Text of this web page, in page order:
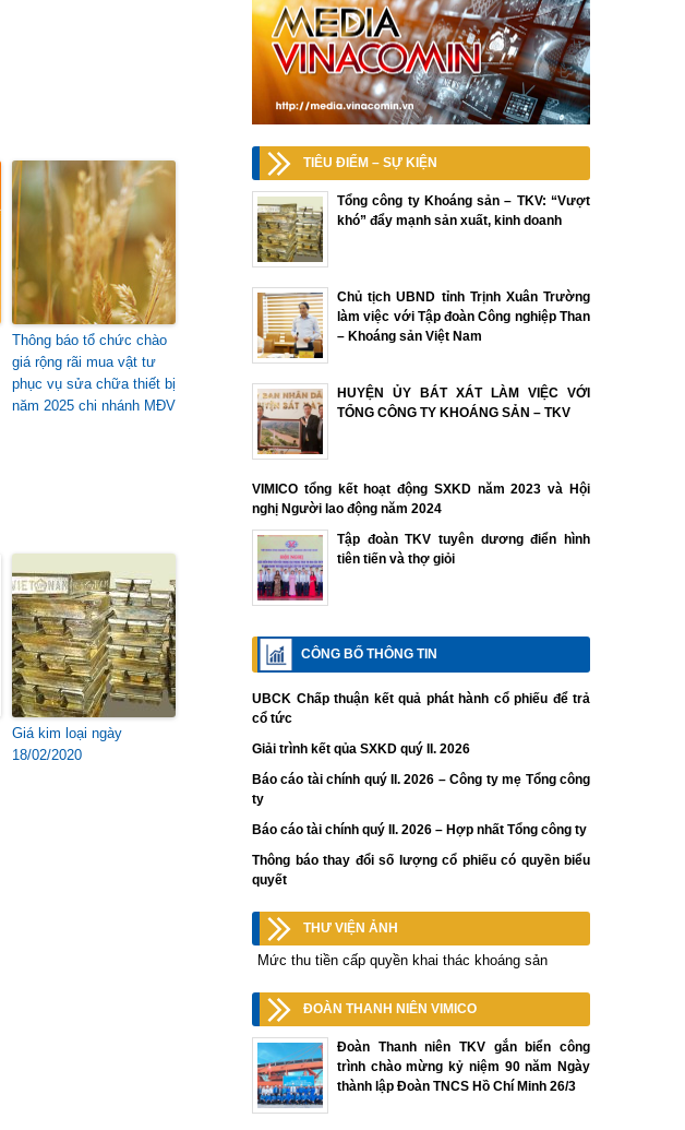
Thông báo tổ chức chào
giá rộng rãi mua vật tư
phục vụ sửa chữa thiết bị
năm 2025 chi nhánh MĐV
Giá kim loại ngày
18/02/2020
TIÊU ĐIỂM – SỰ KIỆN
Tổng công ty Khoáng sản – TKV: “Vượt
khó” đẩy mạnh sản xuất, kinh doanh
Chủ tịch UBND tỉnh Trịnh Xuân Trường
làm việc với Tập đoàn Công nghiệp Than
– Khoáng sản Việt Nam
HUYỆN ỦY BÁT XÁT LÀM VIỆC VỚI
TỔNG CÔNG TY KHOÁNG SẢN – TKV
VIMICO tổng kết hoạt động SXKD năm 2023 và Hội
nghị Người lao động năm 2024
Tập đoàn TKV tuyên dương điển hình
tiên tiến và thợ giỏi
CÔNG BỐ THÔNG TIN
UBCK Chấp thuận kết quả phát hành cổ phiếu để trả
cổ tức
Giải trình kết qủa SXKD quý II. 2026
Báo cáo tài chính quý II. 2026 – Công ty mẹ Tổng công
ty
Báo cáo tài chính quý II. 2026 – Hợp nhất Tổng công ty
Thông báo thay đổi số lượng cổ phiếu có quyền biểu
quyết
THƯ VIỆN ẢNH
Mức thu tiền cấp quyền khai thác khoáng sản
ĐOÀN THANH NIÊN VIMICO
Đoàn Thanh niên TKV gắn biển công
trình chào mừng kỷ niệm 90 năm Ngày
thành lập Đoàn TNCS Hồ Chí Minh 26/3